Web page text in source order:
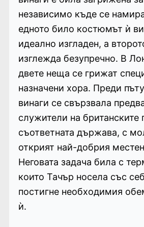
независимо къде се
едното било костюмът ѝ
идеално изгладен, а
изглежда безупречно. В
двете неща се грижат
назначени хора. Преди
винаги се свързвала
служители на британските
съответната държава, с
открият най-добрия
Неговата задача била с
които Тачър носела със
постигне необходимия
ѝ.